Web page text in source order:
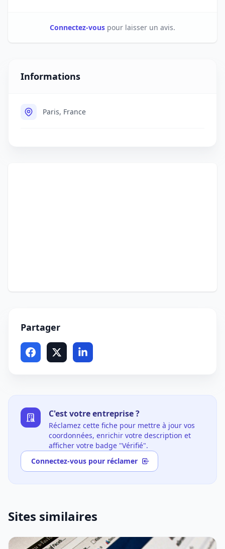
Connectez-vous pour laisser un avis.
Informations
Paris, France
Partager
C'est votre entreprise ?
Réclamez cette fiche pour mettre à jour vos
coordonnées, enrichir votre description et
afficher votre badge "Vérifié".
Connectez-vous pour réclamer
Sites similaires